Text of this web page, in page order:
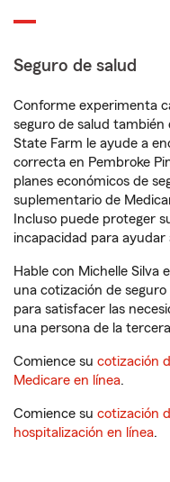
Seguro de salud
Conforme experimenta
seguro de salud
State Farm le ayude a
correcta en Pembroke
planes económicos de
suplementario de
Incluso puede proteger
incapacidad para ayudar
Hable con Michelle Silva
una cotización de
para satisfacer las
una persona de la
Comience su cotización
Medicare en línea.
Comience su cotización
hospitalización en línea.